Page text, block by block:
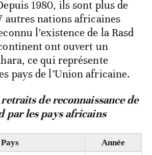
1980, ils sont plus de
autres nations africaines
l’existence de la Rasd
ont ouvert un
ce qui représente
pays de l’Union africaine.
de reconnaissance de
par les pays africains
Pays
Année